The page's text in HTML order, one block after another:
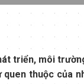
triển, môi
thuộc của